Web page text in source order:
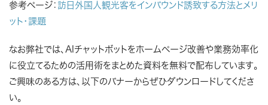
参考ページ： 訪日外国人観光客をインバウンド誘致する方法とメリ
ット・課題
なお弊社では、AIチャットボットをホームページ改善や業務効率化
に役立てるための活用術をまとめた資料を無料で配布しています。
ご興味のある方は、以下のバナーからぜひダウンロードしてくださ
い。